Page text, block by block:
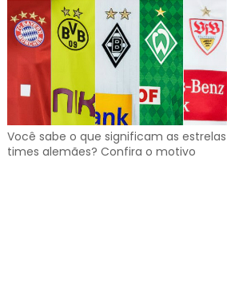
Você sabe o que significam as
times alemães? Confira o motivo